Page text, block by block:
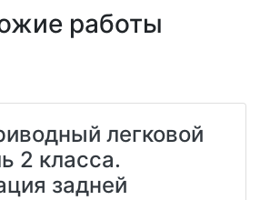
работы
легковой
2 класса.
задней